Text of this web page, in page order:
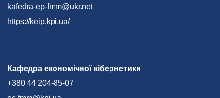
kafedra-ep-fmm@ukr.net
https://keip.kpi.ua/
Кафедра економічної кібернетики
+380 44 204-85-07